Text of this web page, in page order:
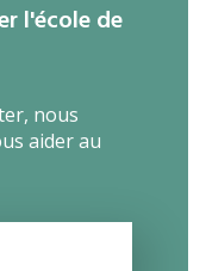
l'école de
nous
aider au